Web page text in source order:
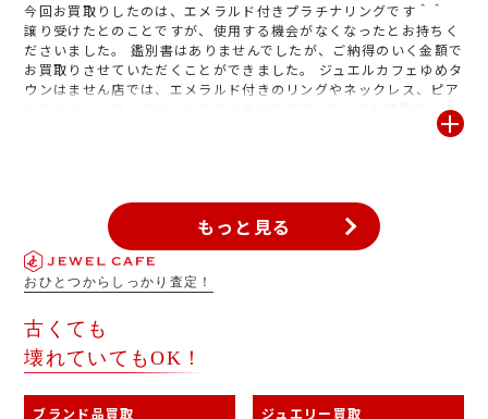
今回お買取りしたのは、エメラルド付きプラチナリングです＾＾
譲り受けたとのことですが、使用する機会がなくなったとお持ちく
ださいました。 鑑別書はありませんでしたが、ご納得のいく金額で
お買取りさせていただくことができました。 ジュエルカフェゆめタ
ウンはません店では、エメラルド付きのリングやネックレス、ピア
スやイヤリング、ブローチなどさまざまなアイテムをお買取りして
おります。 また、鑑別書や鑑定書がないエメラルド・ダイヤモン
もっと見る
おひとつからしっかり査定！
古くても
壊れていてもOK！
ブランド品買取 ジュエリー買取